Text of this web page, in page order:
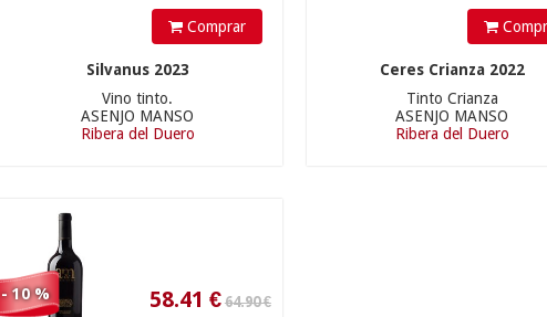
Comprar
Silvanus 2023
Vino tinto.
ASENJO MANSO
Ribera del Duero
Ceres Crianza 2022
Tinto Crianza
ASENJO MANSO
Ribera del Duero
- 10 %